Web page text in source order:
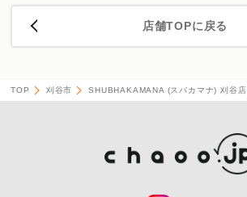
店舗TOPに戻る
TOP 刈谷市 SHUBHAKAMANA (スバカマナ) 刈谷店